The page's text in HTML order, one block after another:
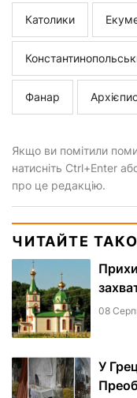
Католики
Фанар
Якщо ви помітили
натисніть Ctrl+Enter
про це редакцію.
ЧИТАЙТЕ
08
У